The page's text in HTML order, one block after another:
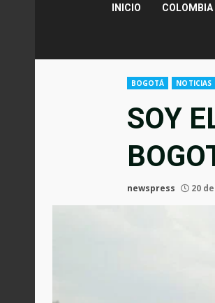
INICIO COLOMBIA
BOGOTÁ NOTICIAS
SOY
newspress 20